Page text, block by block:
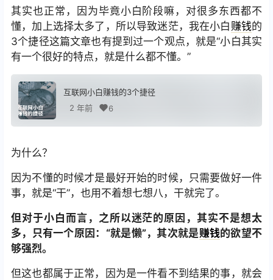
其实也正常，因为毕竟小白阶段嘛，对很多东西都不
懂，加上选择太多了，所以导致迷茫，我在小白 赚钱的
3个捷径这篇文章也有提到过一个观点，就是“小白其实
有一个很好的特点，就是什么都不懂。”
互联网小白赚钱的3个捷径
2 年前
6
为什么？
因为不懂的时候才是最好开始的时候，只需要做好一件
事，就是“干”，也用不着想七想八，干就完了。
但对于小白而言，之所以迷茫的原因，其实不是想太
多，只有一个原因：“就是懒”，其次就是赚钱的欲望不
够强烈。
但这也都属于正常，因为是一件看不到结果的事，就会